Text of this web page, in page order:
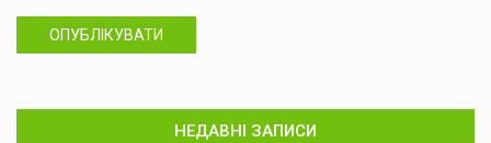
ОПУБЛІКУВАТИ
НЕДАВНІ ЗАПИСИ